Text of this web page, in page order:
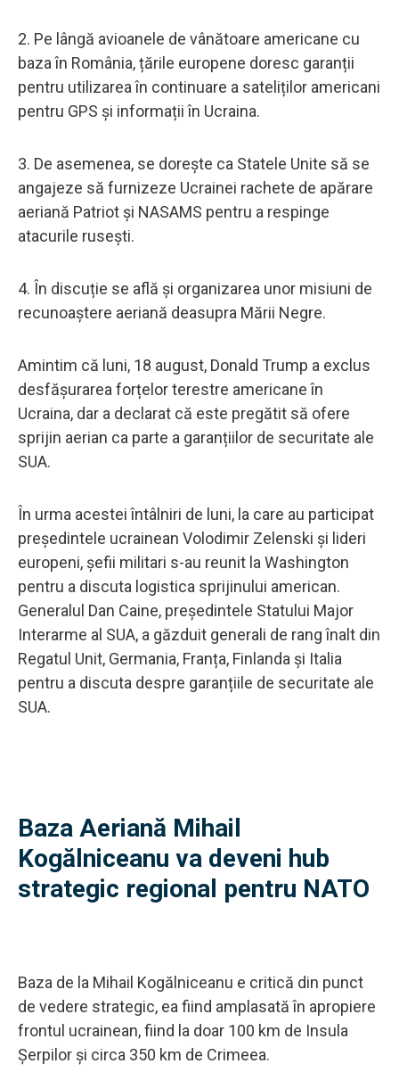
2. Pe lângă avioanele de vânătoare americane cu
baza în România, țările europene doresc garanții
pentru utilizarea în continuare a sateliților americani
pentru GPS și informații în Ucraina.
3. De asemenea, se dorește ca Statele Unite să se
angajeze să furnizeze Ucrainei rachete de apărare
aeriană Patriot și NASAMS pentru a respinge
atacurile rusești.
4. În discuție se află și organizarea unor misiuni de
recunoaștere aeriană deasupra Mării Negre.
Amintim că luni, 18 august, Donald Trump a exclus
desfășurarea forțelor terestre americane în
Ucraina, dar a declarat că este pregătit să ofere
sprijin aerian ca parte a garanțiilor de securitate ale
SUA.
În urma acestei întâlniri de luni, la care au participat
președintele ucrainean Volodimir Zelenski și lideri
europeni, șefii militari s-au reunit la Washington
pentru a discuta logistica sprijinului american.
Generalul Dan Caine, președintele Statului Major
Interarme al SUA, a găzduit generali de rang înalt din
Regatul Unit, Germania, Franța, Finlanda și Italia
pentru a discuta despre garanțiile de securitate ale
SUA.
Baza Aeriană Mihail
Kogălniceanu va deveni hub
strategic regional pentru NATO
Baza de la Mihail Kogălniceanu e critică din punct
de vedere strategic, ea fiind amplasată în apropiere
frontul ucrainean, fiind la doar 100 km de Insula
Șerpilor și circa 350 km de Crimeea.